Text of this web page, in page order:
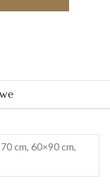
cm, 60×90 cm,